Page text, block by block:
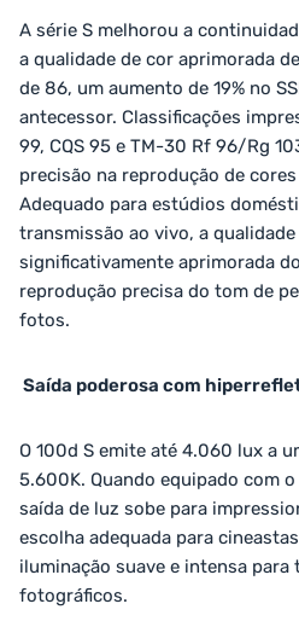
A série S melhorou a
a qualidade de cor aprimorada
de 86, um aumento de 19% no
antecessor. Classificações
99, CQS 95 e TM-30 Rf 96/Rg
precisão na reprodução de
Adequado para estúdios
transmissão ao vivo, a
significativamente aprimorada
reprodução precisa do tom de
fotos.
Saída poderosa com
O 100d S emite até 4.060 lux a
5.600K. Quando equipado com
saída de luz sobe para
escolha adequada para
iluminação suave e intensa para
fotográficos.